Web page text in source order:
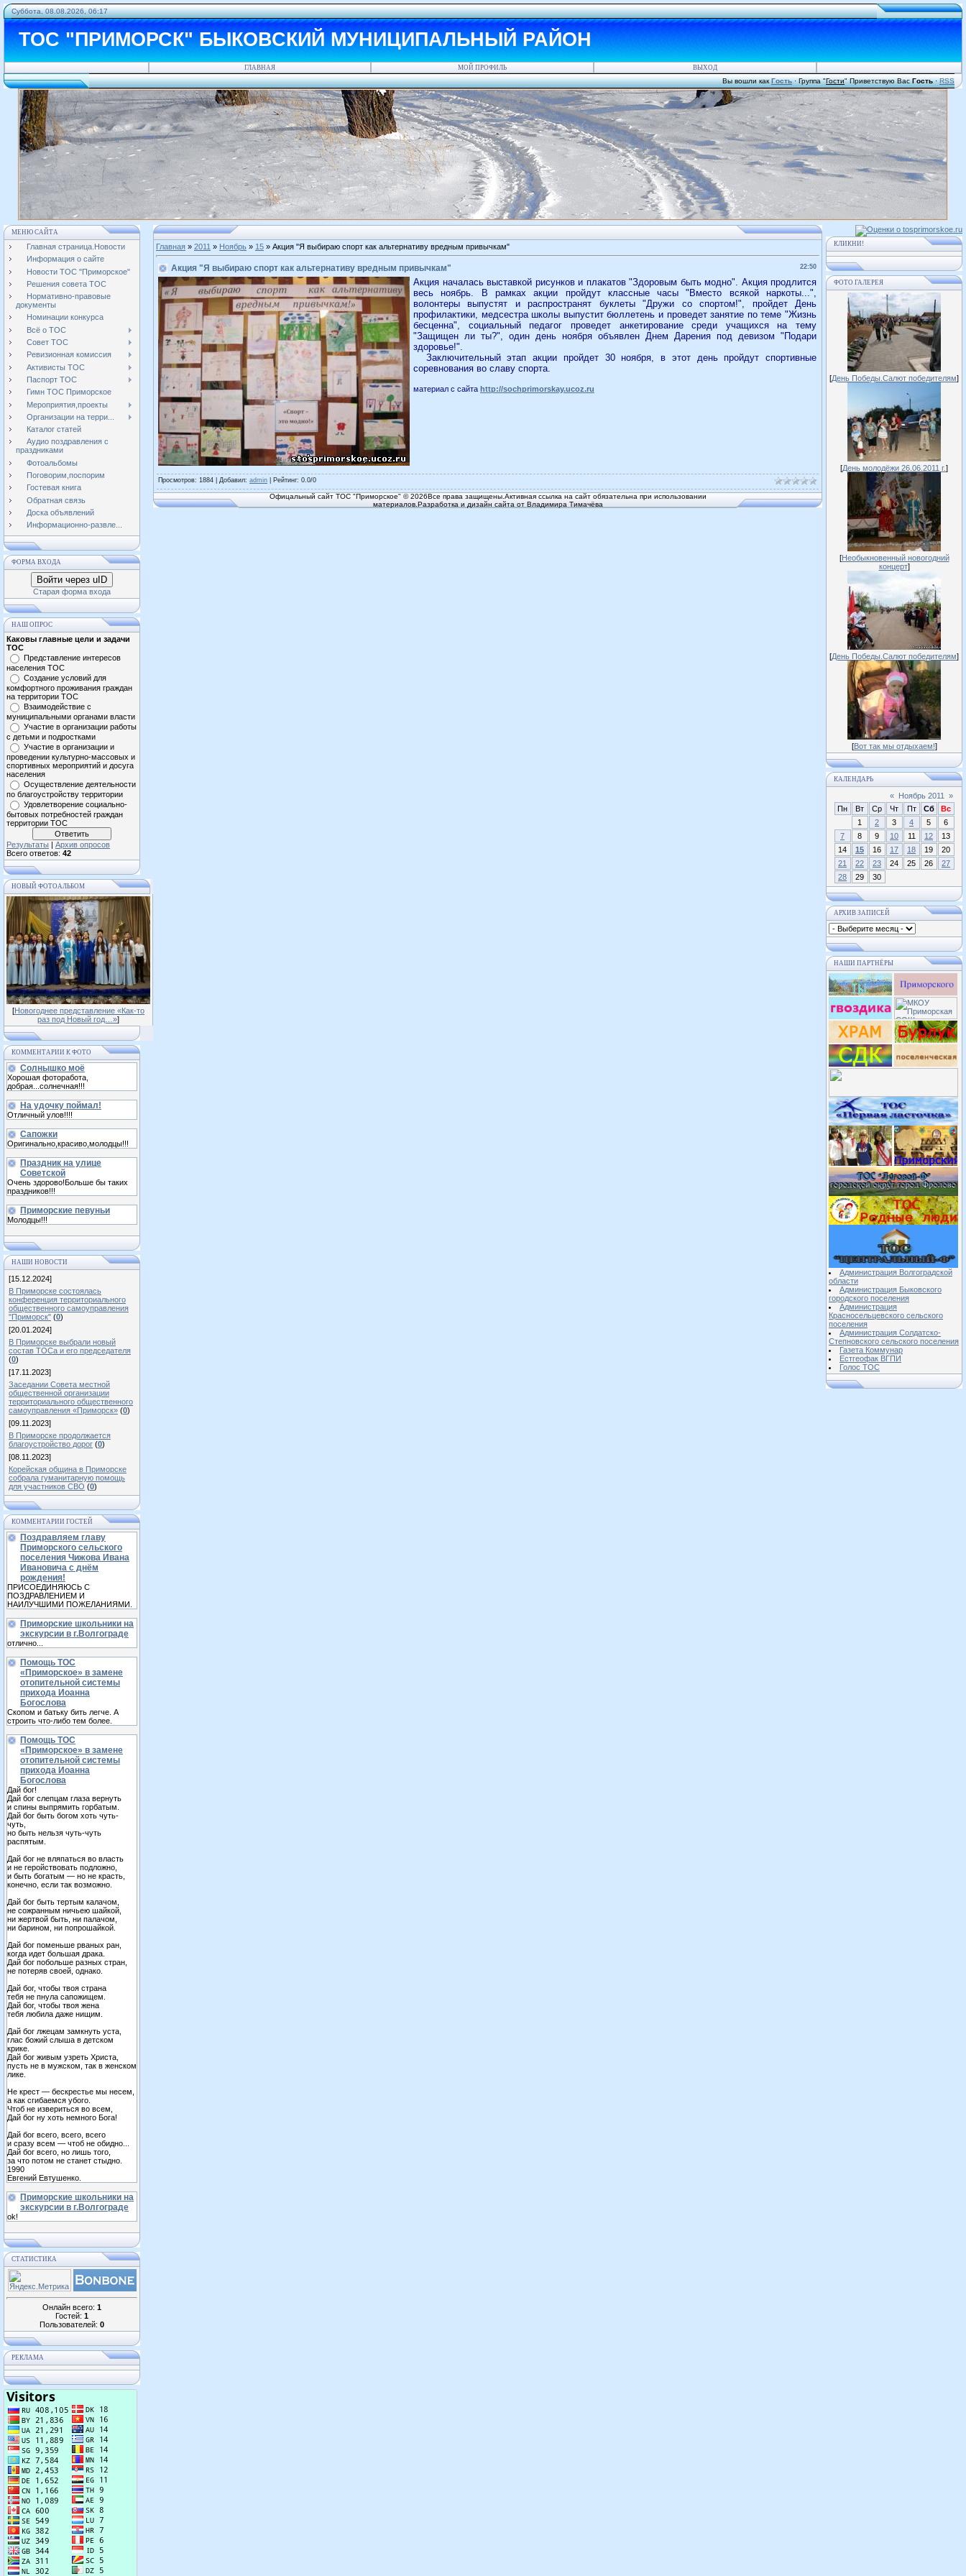
Суббота, 08.08.2026, 06:17
ТОС "ПРИМОРСК" БЫКОВСКИЙ МУНИЦИПАЛЬНЫЙ РАЙОН
ГЛАВНАЯ МОЙ ПРОФИЛЬ ВЫХОД
Вы вошли как Гость·Группа"Гости"Приветствую ВасГость·RSS
МЕНЮ САЙТА
Главная страница.Новости
Информация о сайте
Новости ТОС "Приморское"
Решения совета ТОС
Нормативно-правовые
документы
Номинации конкурса
Всё о ТОС
Совет ТОС
Ревизионная комиссия
Активисты ТОС
Паспорт ТОС
Гимн ТОС Приморское
Мероприятия,проекты
Организации на терри...
Каталог статей
Аудио поздравления с
праздниками
Фотоальбомы
Поговорим,поспорим
Гостевая книга
Обратная связь
Доска объявлений
Информационно-развле...
ФОРМА ВХОДА
Войти через uID
Старая форма входа
НАШ ОПРОС
Каковы главные цели и задачи
ТОС
Представление интересов
населения ТОС
Создание условий для
комфортного проживания граждан
на территории ТОС
Взаимодействие с
муниципальными органами власти
Участие в организации работы
с детьми и подростками
Участие в организации и
проведении культурно-массовых и
спортивных мероприятий и досуга
населения
Осуществление деятельности
по благоустройству территории
Удовлетворение социально-
бытовых потребностей граждан
территории ТОС
Результаты | Архив опросов
Всего ответов: 42
НОВЫЙ ФОТОАЛЬБОМ
[Новогоднее представление «Как-то
раз под Новый год…»]
КОММЕНТАРИИ К ФОТО
Солнышко моё
Хорошая фоторабота,
добрая...солнечная!!!
На удочку поймал!
Отличный улов!!!!
Сапожки
Оригинально,красиво,молодцы!!!
Праздник на улице
Советской
Очень здорово!Больше бы таких
праздников!!!
Приморские певуньи
Молодцы!!!
НАШИ НОВОСТИ
[15.12.2024]
В Приморске состоялась
конференция территориального
общественного самоуправления
"Приморск" (0)
[20.01.2024]
В Приморске выбрали новый
состав ТОСа и его председателя
(0)
[17.11.2023]
Заседании Совета местной
общественной организации
территориального общественного
самоуправления «Приморск» (0)
[09.11.2023]
В Приморске продолжается
благоустройство дорог (0)
[08.11.2023]
Корейская община в Приморске
собрала гуманитарную помощь
для участников СВО (0)
КОММЕНТАРИИ ГОСТЕЙ
Поздравляем главу
Приморского сельского
поселения Чижова Ивана
Ивановича с днём
рождения!
ПРИСОЕДИНЯЮСЬ С
ПОЗДРАВЛЕНИЕМ И
НАИЛУЧШИМИ ПОЖЕЛАНИЯМИ.
Приморские школьники на
экскурсии в г.Волгограде
отлично...
Помощь ТОС
«Приморское» в замене
отопительной системы
прихода Иоанна
Богослова
Скопом и батьку бить легче. А
строить что-либо тем более.
Помощь ТОС
«Приморское» в замене
отопительной системы
прихода Иоанна
Богослова
Дай бог!
Дай бог слепцам глаза вернуть
и спины выпрямить горбатым.
Дай бог быть богом хоть чуть-
чуть,
но быть нельзя чуть-чуть
распятым.
Дай бог не вляпаться во власть
и не геройствовать подложно,
и быть богатым — но не красть,
конечно, если так возможно.
Дай бог быть тертым калачом,
не сожранным ничьею шайкой,
ни жертвой быть, ни палачом,
ни барином, ни попрошайкой.
Дай бог поменьше рваных ран,
когда идет большая драка.
Дай бог побольше разных стран,
не потеряв своей, однако.
Дай бог, чтобы твоя страна
тебя не пнула сапожищем.
Дай бог, чтобы твоя жена
тебя любила даже нищим.
Дай бог лжецам замкнуть уста,
глас божий слыша в детском
крике.
Дай бог живым узреть Христа,
пусть не в мужском, так в женском
лике.
Не крест — бескрестье мы несем,
а как сгибаемся убого.
Чтоб не извериться во всем,
Дай бог ну хоть немного Бога!
Дай бог всего, всего, всего
и сразу всем — чтоб не обидно...
Дай бог всего, но лишь того,
за что потом не станет стыдно.
1990
Евгений Евтушенко.
Приморские школьники на
экскурсии в г.Волгограде
ok!
СТАТИСТИКА
Онлайн всего: 1
Гостей: 1
Пользователей: 0
РЕКЛАМА
Главная » 2011 » Ноябрь » 15 » Акция "Я выбираю спорт как альтернативу вредным привычкам"
22:50
Акция "Я выбираю спорт как альтернативу вредным привычкам"
Акция началась выставкой рисунков и плакатов "Здоровым быть модно". Акция продлится
весь ноябрь. В рамках акции пройдут классные часы "Вместо всякой наркоты...",
волонтеры выпустят и распространят буклеты "Дружи со спортом!", пройдет День
профилактики, медсестра школы выпустит бюллетень и проведет занятие по теме "Жизнь
бесценна", социальный педагог проведет анкетирование среди учащихся на тему
"Защищен ли ты?", один день ноября объявлен Днем Дарения под девизом "Подари
здоровье!".
Заключительный этап акции пройдет 30 ноября, в этот день пройдут спортивные
соревнования во славу спорта.
материал с сайта http://sochprimorskay.ucoz.ru
Просмотров: 1884 | Добавил: admin Рейтинг: 0.0/0
Офицальный сайт ТОС "Приморское" © 2026Все права защищены.Активная ссылка на сайт обязательна при использовании
материалов.Разработка и дизайн сайта от Владимира Тимачёва
КЛИКНИ!
ФОТО ГАЛЕРЕЯ
[День Победы.Салют победителям]
[День молодёжи 26.06.2011 г.]
[Необыкновенный новогодний
концерт]
[День Победы.Салют победителям]
[Вот так мы отдыхаем!]
КАЛЕНДАРЬ
« Ноябрь 2011
»
Пн
Вт Ср Чт Пт Сб
Вс
1
2 3 4 5
6
7
8 9 10 11 12
13
14
15 16 17 18 19
20
21
22 23 24 25 26
27
28
29 30
АРХИВ ЗАПИСЕЙ
НАШИ ПАРТНЁРЫ
Администрация Волгоградской
области
Администрация Быковского
городского поселения
Администрация
Красносельцевского сельского
поселения
Администрация Солдатско-
Степновского сельского поселения
Газета Коммунар
Естгеофак ВГПИ
Голос ТОС